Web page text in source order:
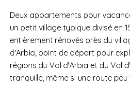
Deux appartements pour
un petit village typique divisé en
entièrement rénovés près du
d'Arbia, point de départ pour
régions du Val d'Arbia et du Val
tranquille, même si une route